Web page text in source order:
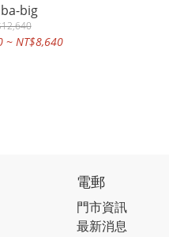
big
~ NT$8,640
電郵
門市資訊
最新消息